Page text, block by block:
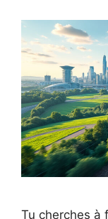
Tu cherches à